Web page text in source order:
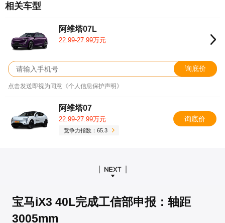
相关车型
阿维塔07L
22.99-27.99万元
询底价
点击发送即视为同意《个人信息保护声明》
阿维塔07
22.99-27.99万元
竞争力指数：65.3
询底价
宝马iX3 40L完成工信部申报：轴距
3005mm